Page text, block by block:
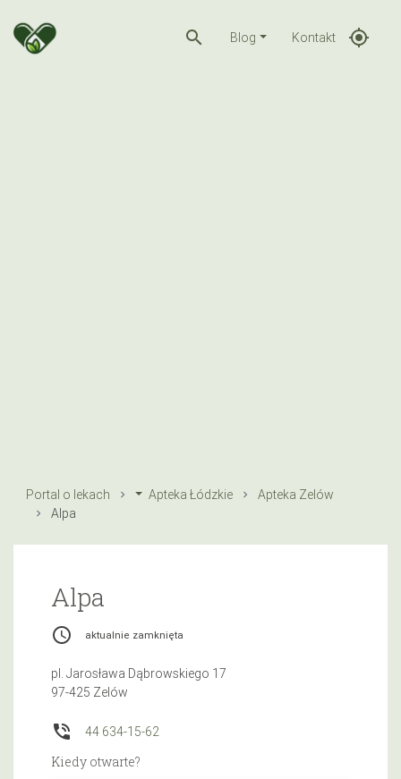
search Blog Kontakt gps_fixed
Portal o lekach Apteka Łódzkie
Apteka Zelów
Alpa
Alpa
access_time aktualnie zamknięta
pl. Jarosława Dąbrowskiego 17
97-425 Zelów
phone_in_talk 44 634-15-62
Kiedy otwarte?